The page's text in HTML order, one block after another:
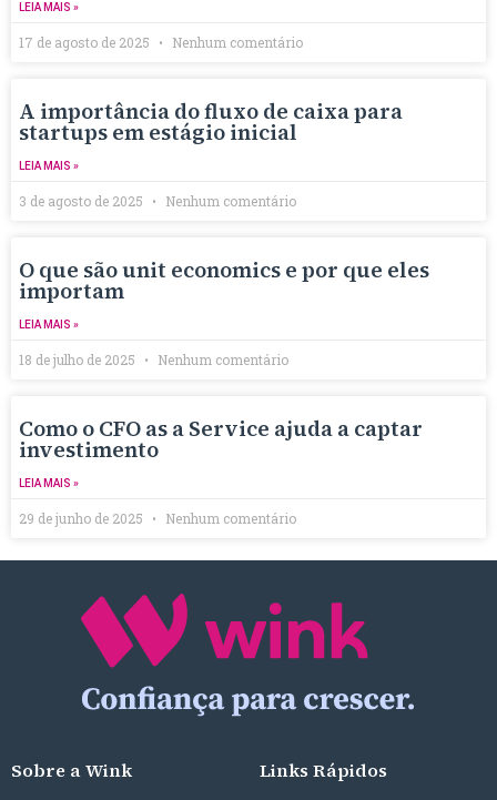
LEIA MAIS »
17 de agosto de 2025 Nenhum comentário
A importância do fluxo de caixa para
startups em estágio inicial
LEIA MAIS »
3 de agosto de 2025 Nenhum comentário
O que são unit economics e por que eles
importam
LEIA MAIS »
18 de julho de 2025 Nenhum comentário
Como o CFO as a Service ajuda a captar
investimento
LEIA MAIS »
29 de junho de 2025 Nenhum comentário
Sobre a Wink Links Rápidos